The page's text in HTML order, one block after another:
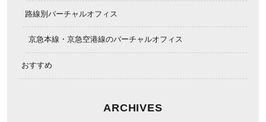
路線別バーチャルオフィス
京急本線・京急空港線のバーチャルオフィス
おすすめ
ARCHIVES